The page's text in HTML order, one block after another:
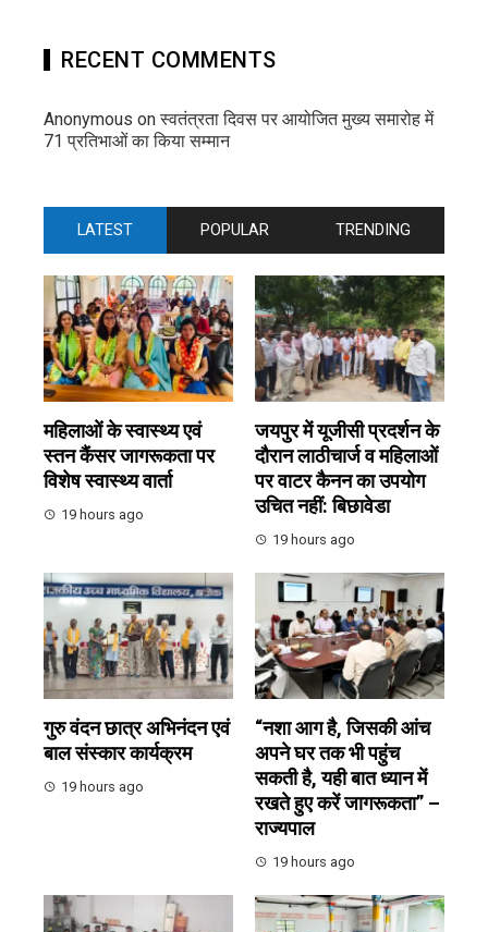
RECENT COMMENTS
Anonymous onस्वतंत्रता दिवस पर आयोजित मुख्य समारोह में
71 प्रतिभाओं का किया सम्मान
LATEST POPULAR TRENDING
महिलाओं के स्वास्थ्य एवं
स्तन कैंसर जागरूकता पर
विशेष स्वास्थ्य वार्ता
19 hours ago
जयपुर में यूजीसी प्रदर्शन के
दौरान लाठीचार्ज व महिलाओं
पर वाटर कैनन का उपयोग
उचित नहीं: बिछावेडा
19 hours ago
गुरु वंदन छात्र अभिनंदन एवं
बाल संस्कार कार्यक्रम
19 hours ago
“नशा आग है, जिसकी आंच
अपने घर तक भी पहुंच
सकती है, यही बात ध्यान में
रखते हुए करें जागरूकता” –
राज्यपाल
19 hours ago